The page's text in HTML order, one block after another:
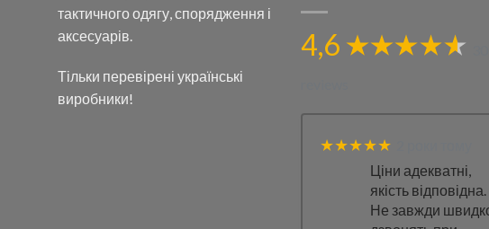
тактичного одягу, спорядження і
аксесуарів.
Тільки перевірені українські
виробники!
4,6
★★★★★
Ціни адекватні,
якість відповідна.
Не завжди